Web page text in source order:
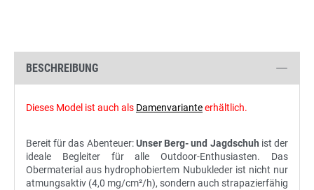
BESCHREIBUNG
Dieses Model ist auch als Damenvarianteerhältlich.
Bereit für das Abenteuer:Unser Berg- und Jagdschuh ist der
ideale Begleiter für alle Outdoor-Enthusiasten. Das
Obermaterial aus hydrophobiertem Nubukleder ist nicht nur
atmungsaktiv (4,0 mg/cm²/h), sondern auch strapazierfähig